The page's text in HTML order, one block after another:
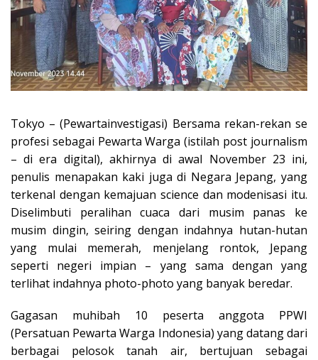
Tokyo – (Pewartainvestigasi) Bersama rekan-rekan se
profesi sebagai Pewarta Warga (istilah post journalism
– di era digital), akhirnya di awal November 23 ini,
penulis menapakan kaki juga di Negara Jepang, yang
terkenal dengan kemajuan science dan modenisasi itu.
Diselimbuti peralihan cuaca dari musim panas ke
musim dingin, seiring dengan indahnya hutan-hutan
yang mulai memerah, menjelang rontok, Jepang
seperti negeri impian – yang sama dengan yang
terlihat indahnya photo-photo yang banyak beredar.
Gagasan muhibah 10 peserta anggota PPWI
(Persatuan Pewarta Warga Indonesia) yang datang dari
berbagai pelosok tanah air, bertujuan sebagai